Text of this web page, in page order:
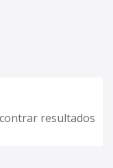
resultados